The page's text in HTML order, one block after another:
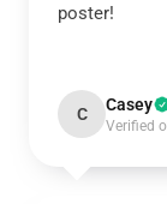
poster!
C Casey
Verified